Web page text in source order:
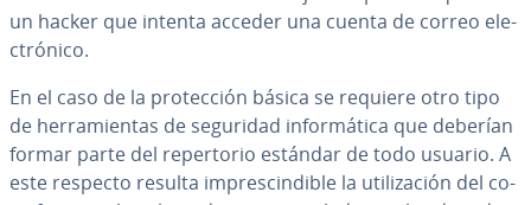
un hacker que intenta acceder una cuenta de correo ele­
c­tró­ni­co.
En el caso de la pro­te­c­ción básica se requiere otro tipo
de he­rra­mie­n­tas de seguridad in­fo­r­má­ti­ca que deberían
formar parte del re­pe­r­to­rio estándar de todo usuario. A
este respecto resulta im­pre­s­ci­n­di­ble la uti­li­za­ción del co­